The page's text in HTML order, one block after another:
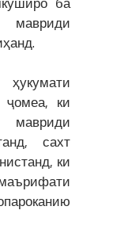
ҷомеа, ки
мавриди
сахт
ки